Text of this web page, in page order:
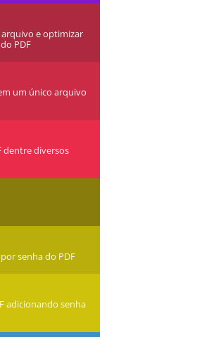
e optimizar
PDF
um único arquivo
dentre diversos
senha do PDF
adicionando senha